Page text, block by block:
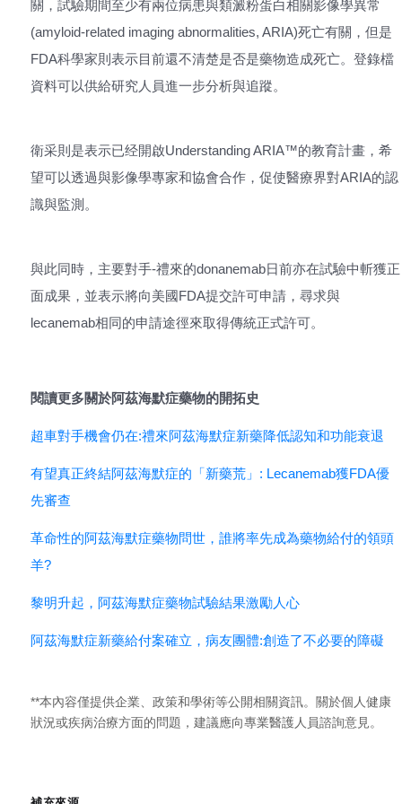
關，試驗期間至少有兩位病患與類澱粉蛋白相關影像學異常
(amyloid-related imaging abnormalities, ARIA)死亡有關，但是
FDA科學家則表示目前還不清楚是否是藥物造成死亡。登錄檔
資料可以供給研究人員進一步分析與追蹤。
衛采則是表示已经開啟Understanding ARIA™的教育計畫，希
望可以透過與影像學專家和協會合作，促使醫療界對ARIA的認
識與監測。
與此同時，主要對手-禮來的donanemab日前亦在試驗中斬獲正
面成果，並表示將向美國FDA提交許可申請，尋求與
lecanemab相同的申請途徑來取得傳統正式許可。
閱讀更多關於阿茲海默症藥物的開拓史
超車對手機會仍在:禮來阿茲海默症新藥降低認知和功能衰退
有望真正終結阿茲海默症的「新藥荒」: Lecanemab獲FDA優
先審查
革命性的阿茲海默症藥物問世，誰將率先成為藥物給付的領頭
羊?
黎明升起，阿茲海默症藥物試驗結果激勵人心
阿茲海默症新藥給付案確立，病友團體:創造了不必要的障礙
**本內容僅提供企業、政策和學術等公開相關資訊。關於個人健康
狀況或疾病治療方面的問題，建議應向專業醫護人員諮詢意見。